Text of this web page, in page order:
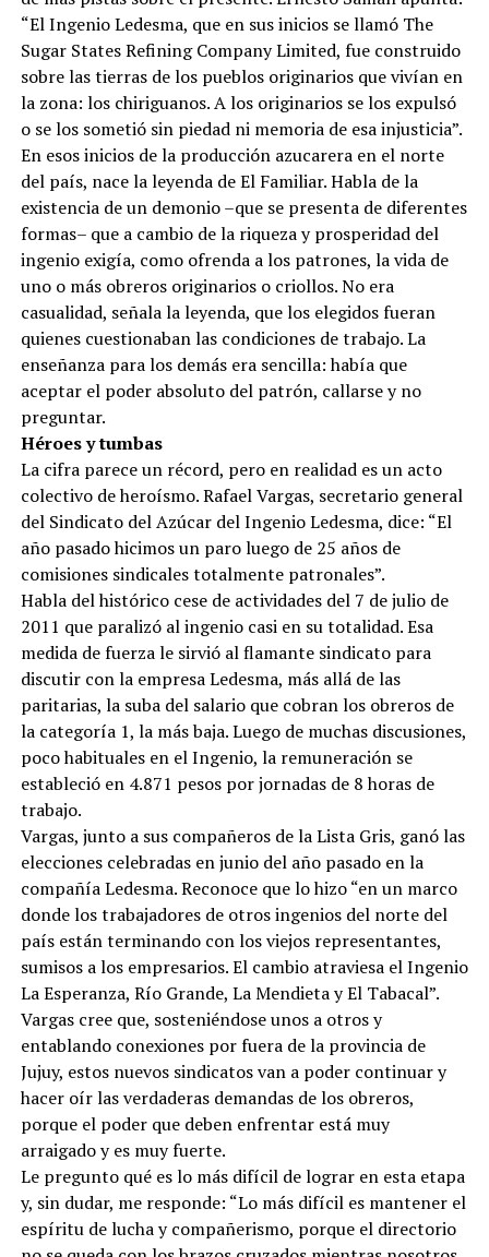
“El Ingenio Ledesma, que en sus inicios se llamó The
Sugar States Refining Company Limited, fue construido
sobre las tierras de los pueblos originarios que vivían en
la zona: los chiriguanos. A los originarios se los expulsó
o se los sometió sin piedad ni memoria de esa injusticia”.
En esos inicios de la producción azucarera en el norte
del país, nace la leyenda de El Familiar. Habla de la
existencia de un demonio –que se presenta de diferentes
formas– que a cambio de la riqueza y prosperidad del
ingenio exigía, como ofrenda a los patrones, la vida de
uno o más obreros originarios o criollos. No era
casualidad, señala la leyenda, que los elegidos fueran
quienes cuestionaban las condiciones de trabajo. La
enseñanza para los demás era sencilla: había que
aceptar el poder absoluto del patrón, callarse y no
preguntar.
Héroes y tumbas
La cifra parece un récord, pero en realidad es un acto
colectivo de heroísmo. Rafael Vargas, secretario general
del Sindicato del Azúcar del Ingenio Ledesma, dice: “El
año pasado hicimos un paro luego de 25 años de
comisiones sindicales totalmente patronales”.
Habla del histórico cese de actividades del 7 de julio de
2011 que paralizó al ingenio casi en su totalidad. Esa
medida de fuerza le sirvió al flamante sindicato para
discutir con la empresa Ledesma, más allá de las
paritarias, la suba del salario que cobran los obreros de
la categoría 1, la más baja. Luego de muchas discusiones,
poco habituales en el Ingenio, la remuneración se
estableció en 4.871 pesos por jornadas de 8 horas de
trabajo.
Vargas, junto a sus compañeros de la Lista Gris, ganó las
elecciones celebradas en junio del año pasado en la
compañía Ledesma. Reconoce que lo hizo “en un marco
donde los trabajadores de otros ingenios del norte del
país están terminando con los viejos representantes,
sumisos a los empresarios. El cambio atraviesa el Ingenio
La Esperanza, Río Grande, La Mendieta y El Tabacal”.
Vargas cree que, sosteniéndose unos a otros y
entablando conexiones por fuera de la provincia de
Jujuy, estos nuevos sindicatos van a poder continuar y
hacer oír las verdaderas demandas de los obreros,
porque el poder que deben enfrentar está muy
arraigado y es muy fuerte.
Le pregunto qué es lo más difícil de lograr en esta etapa
y, sin dudar, me responde: “Lo más difícil es mantener el
espíritu de lucha y compañerismo, porque el directorio